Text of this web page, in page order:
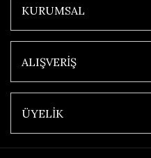
KURUMSAL
ALIŞVERİŞ
ÜYELİK